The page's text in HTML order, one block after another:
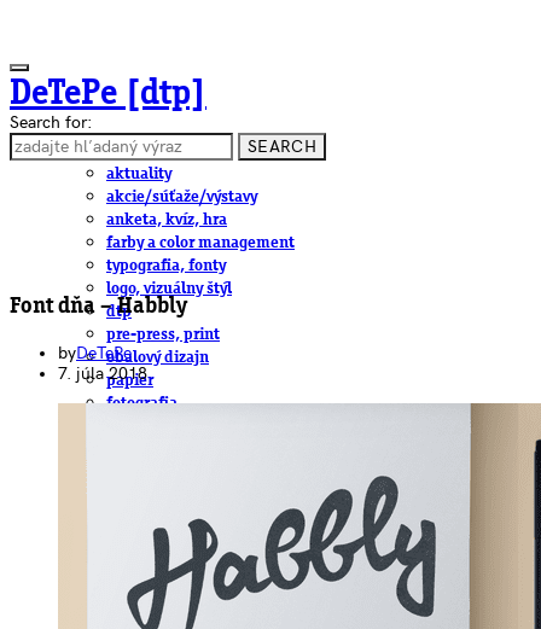
DeTePe [dtp]
ČLÁNKY
aktuality
akcie/súťaže/výstavy
anketa, kvíz, hra
farby a color management
typografia, fonty
logo, vizuálny štýl
dtp
pre-press, print
obalový dizajn
papier
fotografia
software, mobilné aplikácie
na stiahnutie
obludárium
video
pracovné ponuky
Search for:
SEARCH
Font dňa – Habbly
byDeTePe
7. júla 2018